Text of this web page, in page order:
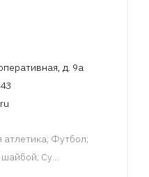
д. 9а
атлетика; Футбол;
Су...